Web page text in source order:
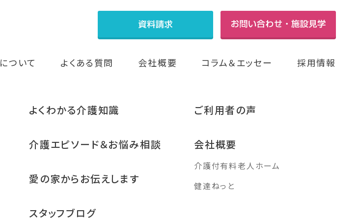
ついて よくある質問 会社概要 コラム＆エッセー 採用情報
よくわかる介護知識
介護エピソード＆お悩み相談
愛の家からお伝えします
スタッフブログ
ご利用者の声
会社概要
介護付有料老人ホーム
健達ねっと